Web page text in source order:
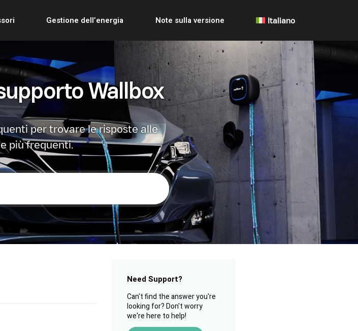
Gestione dell’energia Note sulla versione Italiano
Wallbox
per trovare le risposte alle
più frequenti.
Need Support?
Can't find the answer you're
looking for? Don't worry
we're here to help!